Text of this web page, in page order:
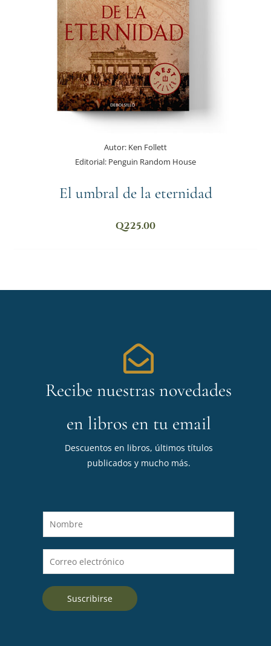
Autor: Ken Follett
Editorial: Penguin Random House
El umbral de la eternidad
Q225.00
Recibe nuestras novedades
en libros en tu email
Descuentos en libros, últimos títulos
publicados y mucho más.
o
m
e
*
o
r
Suscribirse